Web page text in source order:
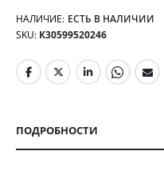
НАЛИЧИЕ: ЕСТЬ В НАЛИЧИИ
SKU К30599520246
ПОДРОБНОСТИ